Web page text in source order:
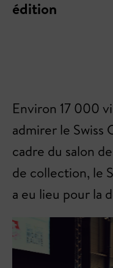
édition
Environ 17 000
admirer le Swiss
cadre du salon
de collection, le
a eu lieu pour la